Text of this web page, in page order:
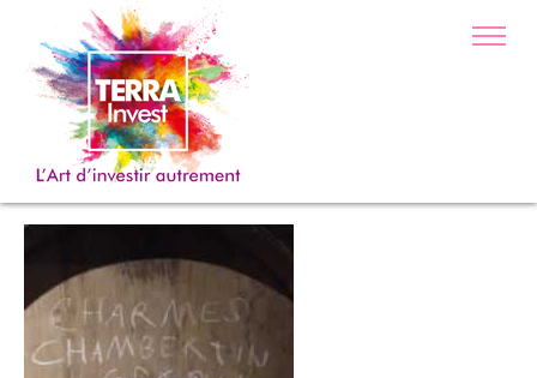
IMG_2303